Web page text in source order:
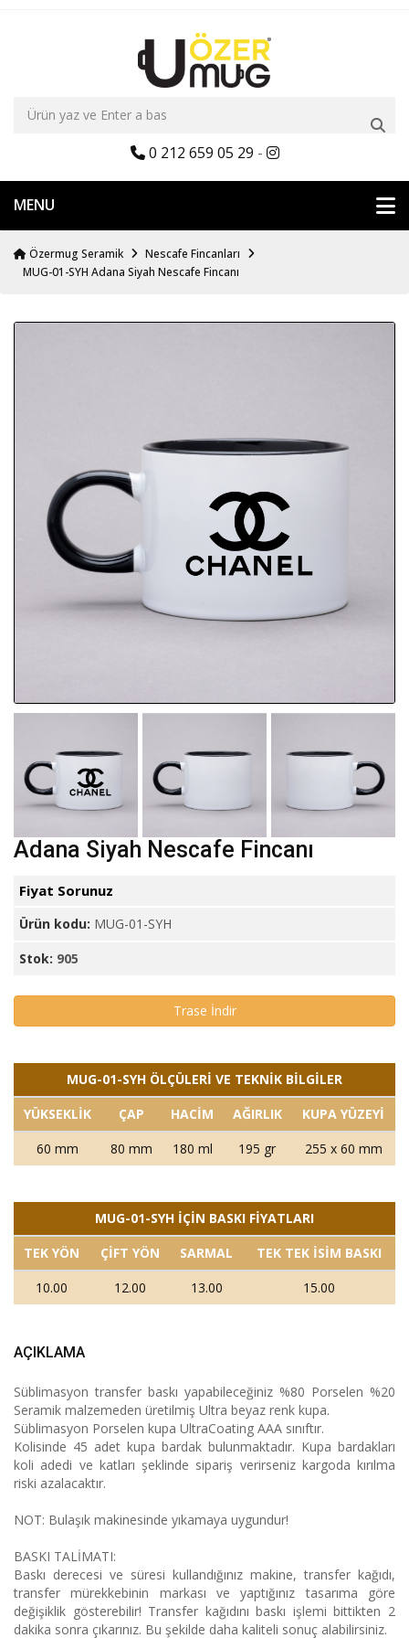
0 212 659 05 29 -
MENU
Özermug Seramik
Nescafe Fincanları
MUG-01-SYH Adana Siyah Nescafe Fincanı
Adana Siyah Nescafe Fincanı
Fiyat Sorunuz
Ürün kodu: MUG-01-SYH
Stok: 905
Trase İndir
MUG-01-SYH ÖLÇÜLERİ VE TEKNİK BİLGİLER
YÜKSEKLİK
ÇAP HACİM AĞIRLIK
KUPA YÜZEYİ
60 mm
80 mm 180 ml 195 gr 255 x 60 mm
MUG-01-SYH İÇİN BASKI FİYATLARI
TEK YÖN
ÇİFT YÖN SARMAL
TEK TEK İSİM BASKI
10.00
12.00 13.00 15.00
AÇIKLAMA
Süblimasyon transfer baskı yapabileceğiniz %80 Porselen %20
Seramik malzemeden üretilmiş Ultra beyaz renk kupa.
Süblimasyon Porselen kupa UltraCoating AAA sınıftır.
Kolisinde 45 adet kupa bardak bulunmaktadır. Kupa bardakları
koli adedi ve katları şeklinde sipariş verirseniz kargoda kırılma
riski azalacaktır.
NOT: Bulaşık makinesinde yıkamaya uygundur!
BASKI TALİMATI:
Baskı derecesi ve süresi kullandığınız makine, transfer kağıdı,
transfer mürekkebinin markası ve yaptığınız tasarıma göre
değişiklik gösterebilir! Transfer kağıdını baskı işlemi bittikten 2
dakika sonra çıkarınız. Bu şekilde daha kaliteli sonuç alabilirsiniz.